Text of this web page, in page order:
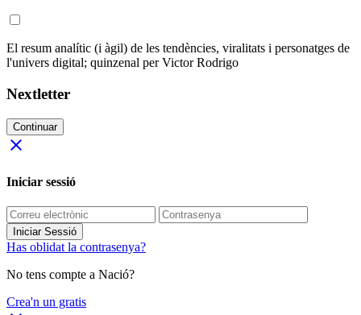
El resum analític (i àgil) de les tendències, viralitats i personatges de
l'univers digital; quinzenal per Victor Rodrigo
Nextletter
Continuar
close
Iniciar sessió
Iniciar Sessió
Has oblidat la contrasenya?
No tens compte a Nació?
Crea'n un gratis